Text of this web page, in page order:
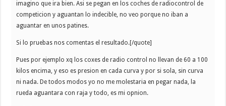
imagino que ira bien. Asi se pegan en los coches de radiocontrol de
competicion y aguantan lo indecible, no veo porque no iban a
aguantar en unos patines.
Si lo pruebas nos comentas el resultado.[/quote]
Pues por ejemplo xq los coxes de radio control no llevan de 60 a 100
kilos encima, y eso es presion en cada curva y por si sola, sin curva
ni nada. De todos modos yo no me molestaria en pegar nada, la
rueda aguantara con raja y todo, es mi opnion.